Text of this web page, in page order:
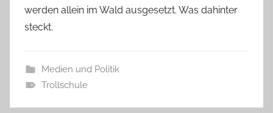
werden allein im Wald ausgesetzt. Was dahinter
steckt.
Medien und Politik
Trollschule